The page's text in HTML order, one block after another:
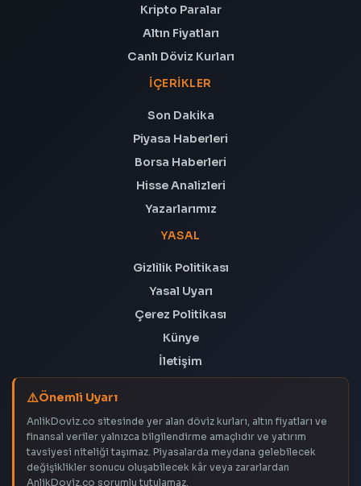
Kripto Paralar
Altın Fiyatları
Canlı Döviz Kurları
İÇERIKLER
Son Dakika
Piyasa Haberleri
Borsa Haberleri
Hisse Analizleri
Yazarlarımız
YASAL
Gizlilik Politikası
Yasal Uyarı
Çerez Politikası
Künye
İletişim
Önemli Uyarı
AnlikDoviz.co sitesinde yer alan döviz kurları, altın fiyatları ve
finansal veriler yalnızca bilgilendirme amaçlıdır ve yatırım
tavsiyesi niteliği taşımaz. Piyasalarda meydana gelebilecek
değişiklikler sonucu oluşabilecek kâr veya zararlardan
AnlikDoviz.co sorumlu tutulamaz.